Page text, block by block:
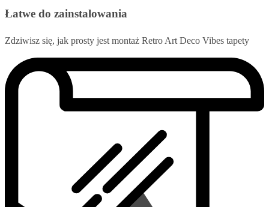
Łatwe do zainstalowania
Zdziwisz się, jak prosty jest montaż Retro Art Deco Vibes tapety